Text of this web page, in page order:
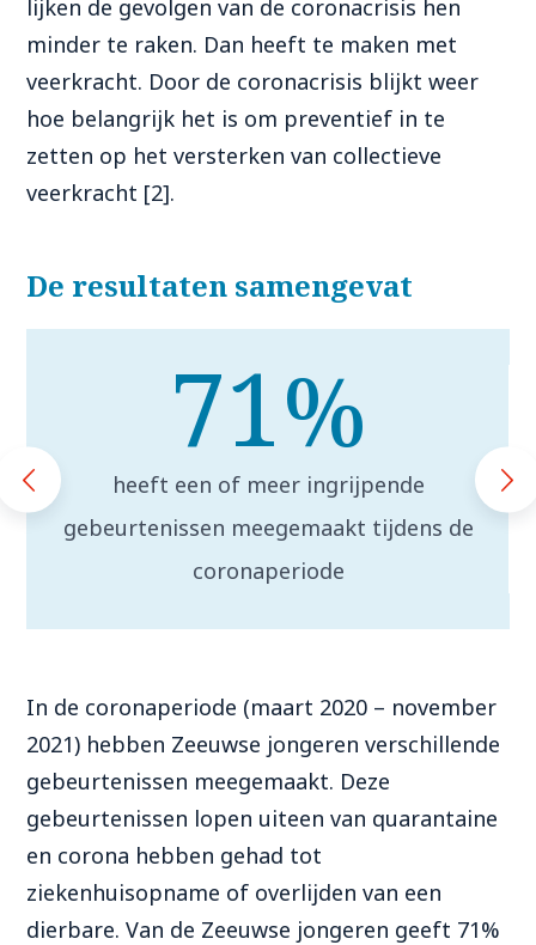
lijken de gevolgen van de coronacrisis hen
minder te raken. Dan heeft te maken met
veerkracht. Door de coronacrisis blijkt weer
hoe belangrijk het is om preventief in te
zetten op het versterken van collectieve
veerkracht [2].
De resultaten samengevat
71%
heeft een of meer ingrijpende
gebeurtenissen meegemaakt tijdens de
coronaperiode
In de coronaperiode (maart 2020 – november
2021) hebben Zeeuwse jongeren verschillende
gebeurtenissen meegemaakt. Deze
gebeurtenissen lopen uiteen van quarantaine
en corona hebben gehad tot
ziekenhuisopname of overlijden van een
dierbare. Van de Zeeuwse jongeren geeft 71%